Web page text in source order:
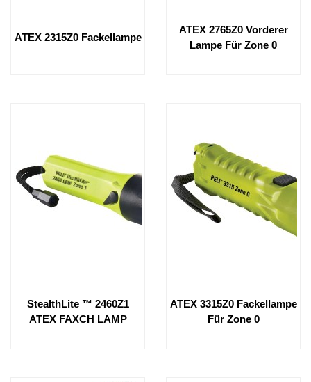
ATEX 2315Z0 Fackellampe
ATEX 2765Z0 Vorderer
Lampe Für Zone 0
StealthLite ™ 2460Z1
ATEX FAXCH LAMP
ATEX 3315Z0 Fackellampe
Für Zone 0